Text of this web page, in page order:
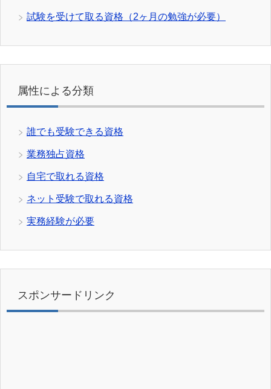
試験を受けて取る資格（2ヶ月の勉強が必要）
属性による分類
誰でも受験できる資格
業務独占資格
自宅で取れる資格
ネット受験で取れる資格
実務経験が必要
スポンサードリンク